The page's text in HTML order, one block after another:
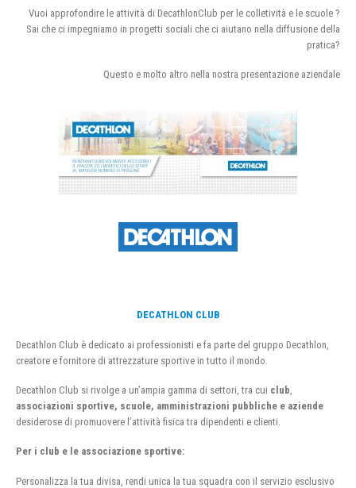
Vuoi approfondire le attività di DecathlonClub per le colletività e le scuole ?
Sai che ci impegniamo in progetti sociali che ci aiutano nella diffusione della
pratica?
Questo e molto altro nella nostra presentazione aziendale
DECATHLON CLUB
Decathlon Club è dedicato ai professionisti e fa parte del gruppo Decathlon,
creatore e fornitore di attrezzature sportive in tutto il mondo.
Decathlon Club si rivolge a un’ampia gamma di settori, tra cui club
associazioni sportive, scuole, amministrazioni pubbliche e aziende
desiderose di promuovere l’attività fisica tra dipendenti e clienti.
Per i club e le associazione sportive:
Personalizza la tua divisa, rendi unica la tua squadra con il servizio esclusivo